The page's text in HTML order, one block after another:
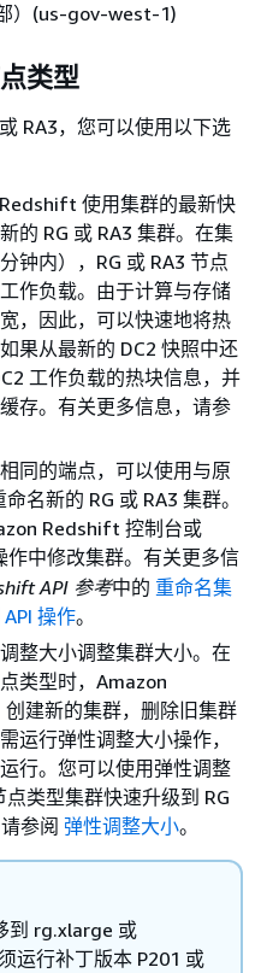
）(us-gov-west-1)
类型
RA3，您可以使用以下选
使用集群的最新快
的 RG 或 RA3 集群。在集
钟内），RG 或 RA3 节点
作负载。由于计算与存储
，因此，可以快速地将热
果从最新的 DC2 快照中还
工作负载的热块信息，并
存。有关更多信息，请参
同的端点，可以使用与原
名新的 RG 或 RA3 集群。
Redshift 控制台或
作中修改集群。有关更多信
API 参考中的 重命名集
API 操作。
整大小调整集群大小。在
类型时，Amazon
建新的集群，删除旧集群
运行弹性调整大小操作，
行。您可以使用弹性调整
类型集群快速升级到 RG
参阅 弹性调整大小。
到 rg.xlarge 或
运行补丁版本 P201 或